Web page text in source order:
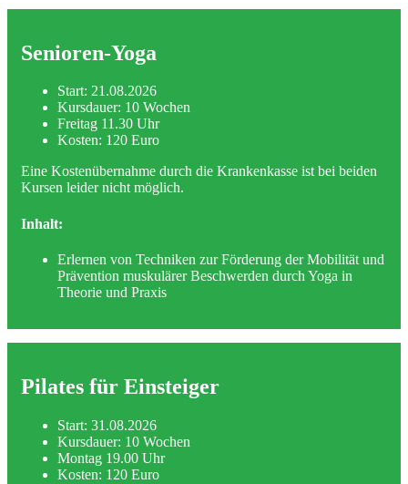
Senioren-Yoga
Start: 21.08.2026
Kursdauer: 10 Wochen
Freitag 11.30 Uhr
Kosten: 120 Euro
Eine Kostenübernahme durch die Krankenkasse ist bei beiden
Kursen leider nicht möglich.
Inhalt:
Erlernen von Techniken zur Förderung der Mobilität und
Prävention muskulärer Beschwerden durch Yoga in
Theorie und Praxis
Pilates für Einsteiger
Start: 31.08.2026
Kursdauer: 10 Wochen
Montag 19.00 Uhr
Kosten: 120 Euro